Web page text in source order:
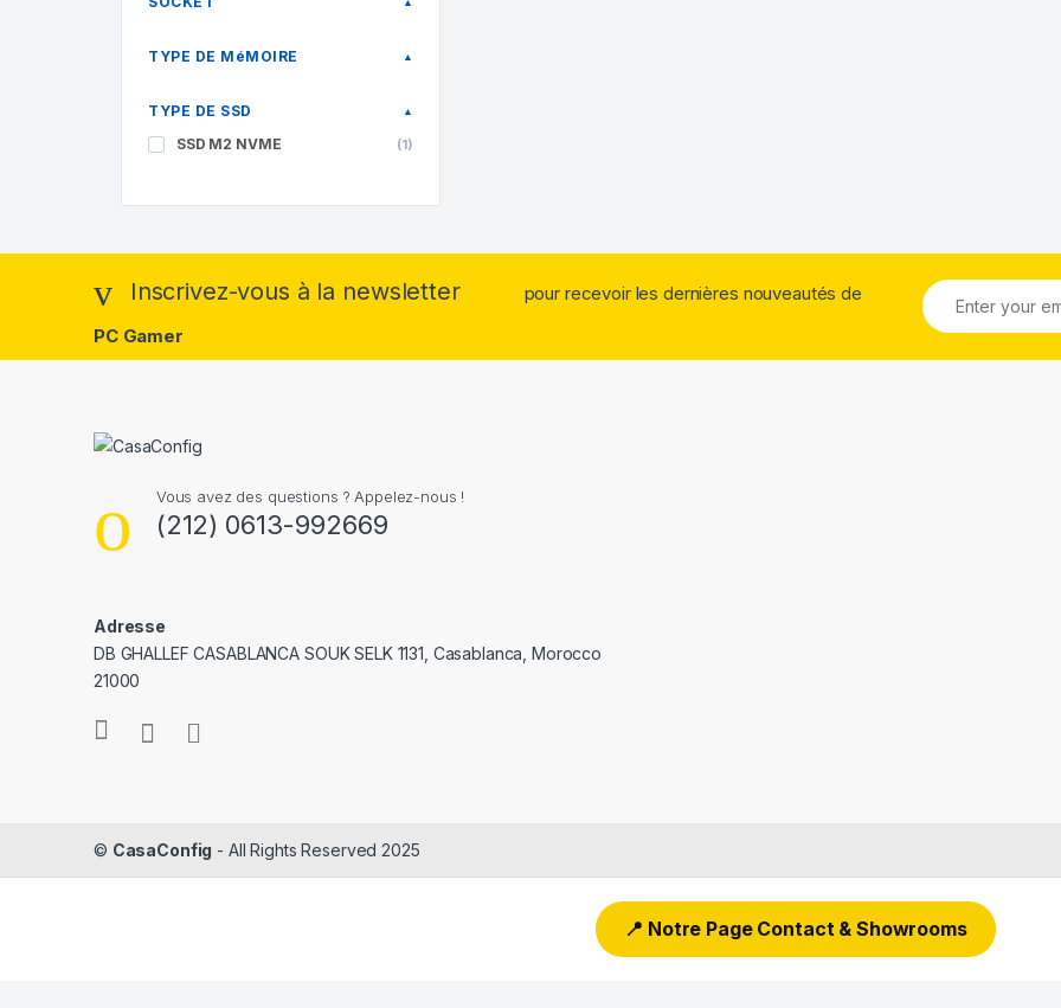
TYPE DE MéMOIRE ▲
TYPE DE SSD ▲
SSD M2 NVME (1)
Inscrivez-vous à la newsletter
pour recevoir les dernières nouveautés de
PC Gamer
Vous avez des questions ? Appelez-nous !
(212) 0613-992669
Adresse
DB GHALLEF CASABLANCA SOUK SELK 1131, Casablanca, Morocco
21000
© CasaConfig - All Rights Reserved 2025
📍 Notre Page Contact & Showrooms